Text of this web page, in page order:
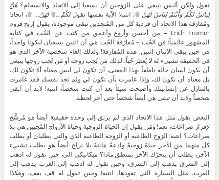
تقول ولكن أليس ينبغي على الزوجين أن يسعيا إلى الاتحاد والانسجام؟هُنَّ
لِبَاسٌ لَكُمْ وَأَنْتُمْ لِبَاسٌ لَهُنَّ ۩، انتبه! الآية نفسها تقوللَكُمْ…۩لَهُنَّ… ۩، اتحاد!
ومُفارَقة هذا الاتحاد أن فردية كل من المُتحِدين تبقى موجودة، يقول إريخ فروم
Erich Fromm – من أحسن وأروع وأعمق مَن كتب عن الحُب في كتابه
المشهور عالمياً: فن الحُب – مُفارَقة الحُب هي أن اثنين يسعيان ليكونا واحداً،
في حين يبقى الاثنان اثنين، هذه المُفارَقة! ولذلك إلغاء شخصية الآخر الذي هو
في الحقيقة تشييء له لا يُعتبَر حُباً، لذلك مَن يُحِب زوجه أو مَن تُحِب زوجها ينبغي
أن يكون لسان حاله ناطقاً بهذا المعنى، أن تكون لي ليس معناه ألا تكون لك،
بل معناه أن تكون لك، وإذا غامرت بأن تكون لي ولم تجد نفسك فقد غامرت
بالتنازل عن إنسانيتك وأصبحت شيئاً بعد أن كنت شخصاً، انتبه! لابد أن أبقى
شخصاً ولابد أن تبقى هي أيضاً شخصاً حتى آخر لحظة.
البعض يقول مثل هذا الاتحاد الذي لم يرتق إلى وحدة حقيقية أيضاً هو مُرشَّح
لإفراز صراعات، نعم! ومَن يقول إن الحياة الزوجية وحياة الأزواج المُحِبين هي بلا
صراعات؟ انتبه! الزوج الطاغية أو الزوجة الطاغية الذي والتي يطلبان أو يطلب
كل منهما من الآخر حياةً زوجيةً وادعةً هانئةً بلا نزاع أيضاً هو يطلب تشييء
الآخر، يطلب أن يتحرَّك الآخر بمنطق ماذا؟ ميكانيكي آلي، حين تقول له اذهب
إلى الشرق يذهب إلى الشرق، وحين تقول له اذهب إلى الغرب يذهب إلى
الغرب، مثل السيارة التي تقودها، انتبه! وحين تقول له قف يقف، وهكذا